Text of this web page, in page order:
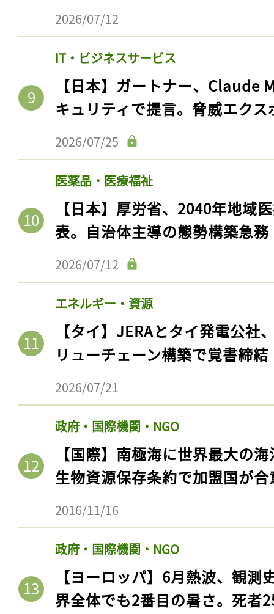
2026/07/12
IT・ビジネスサービス
【日本】ガートナー、Claude
キュリティで提言。脅威エク
2026/07/25
医薬品・医療福祉
【日本】厚労省、2040年地域
表。自治体主導の態勢構築急務
2026/07/12
エネルギー・資源
【タイ】JERAとタイ発電公社
リューチェーン構築で覚書締結
2026/07/21
政府・国際機関・NGO
【国際】南極海に世界最大の
生物資源保存条約で加盟国が合
2016/11/16
政府・国際機関・NGO
【ヨーロッパ】6月熱波、観
界全体でも2番目の暑さ。死者